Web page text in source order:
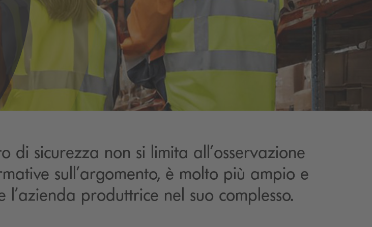
di sicurezza non si limita all’osservazione
sull’argomento, è molto più ampio e
l’azienda produttrice nel suo complesso.